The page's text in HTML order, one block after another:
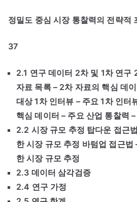
정밀도 중심 시장 통찰력의 전략적
37
2.1 연구 데이터 2차 및 1차 연구
자료 목록 – 2차 자료의 핵심 데
대상 1차 인터뷰 – 주요 1차 인터
핵심 데이터 – 주요 산업 통찰력
2.2 시장 규모 추정 탑다운 접근
한 시장 규모 추정 바텀업 접근법
한 시장 규모 추정
2.3 데이터 삼각검증
2.4 연구 가정